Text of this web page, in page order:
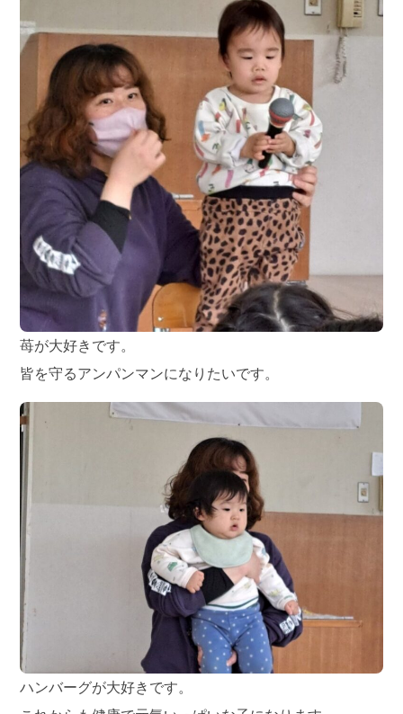
苺が大好きです。
皆を守るアンパンマンになりたいです。
ハンバーグが大好きです。